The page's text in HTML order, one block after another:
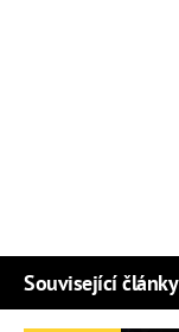
Související články